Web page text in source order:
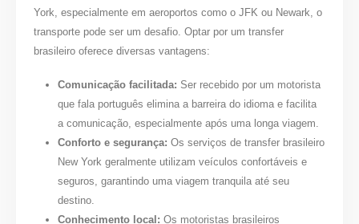
York, especialmente em aeroportos como o JFK ou Newark, o
transporte pode ser um desafio. Optar por umtransfer
brasileiro oferece diversas vantagens:
Comunicação facilitada: Ser recebido por um motorista
que fala português elimina a barreira do idioma e facilita
a comunicação, especialmente após uma longa viagem.
Conforto e segurança: Os serviços de transfer brasileiro
New Yorkgeralmente utilizam veículos confortáveis e
seguros, garantindo uma viagem tranquila até seu
destino.
Conhecimento local: Os motoristas brasileiros